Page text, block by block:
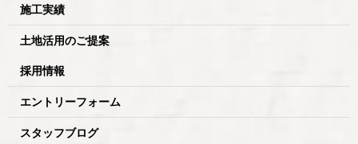
施工実績
土地活用のご提案
採用情報
エントリーフォーム
スタッフブログ